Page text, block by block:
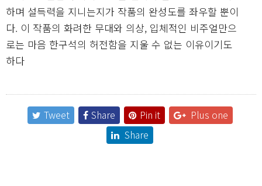
하며 설득력을 지니는지가 작품의 완성도를 좌우할 뿐이
다. 이 작품의 화려한 무대와 의상, 입체적인 비주얼만으
로는 마음 한구석의 허전함을 지울 수 없는 이유이기도
하다
Tweet Share Pin it
Plus one
Share